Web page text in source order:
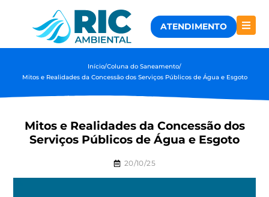
ATENDIMENTO
Início/Coluna do Saneamento/
Mitos e Realidades da Concessão dos Serviços Públicos de Água e Esgoto
Mitos e Realidades da Concessão dos
Serviços Públicos de Água e Esgoto
20/10/25